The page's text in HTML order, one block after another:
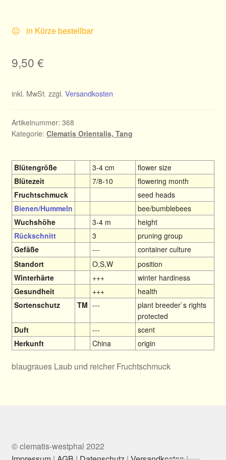
😐 in Kürze bestellbar
9,50 €
inkl. MwSt. zzgl. Versandkosten
Artikelnummer: 368
Kategorie: Clematis Orientalis, Tang
Blütengröße 3-4 cm
flower size
Blütezeit
7/8-10
flowering month
Fruchtschmuck
seed heads
Bienen/Hummeln
bee/bumblebees
Wuchshöhe
3-4 m
height
Rückschnitt
3
pruning group
Gefäße
---
container culture
Standort
O,S,W
position
Winterhärte
+++
winter hardiness
Gesundheit
+++
health
Sortenschutz
TM ---
plant breeder`s rights
protected
Duft
---
scent
Herkunft
China origin
blaugraues Laub und reicher Fruchtschmuck
© clematis-westphal 2022